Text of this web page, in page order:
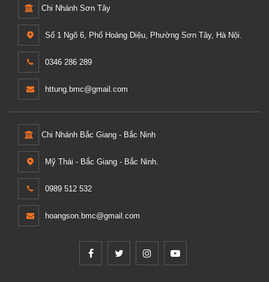
Chi Nhánh Sơn Tây
Số 1 Ngõ 6, Phố Hoàng Diệu, Phường Sơn Tây, Hà Nội.
0346 286 289
httung.bmc@gmail.com
Chi Nhánh Bắc Giang - Bắc Ninh
Mỹ Thái - Bắc Giang - Bắc Ninh.
0989 512 532
hoangson.bmc@gmail.com